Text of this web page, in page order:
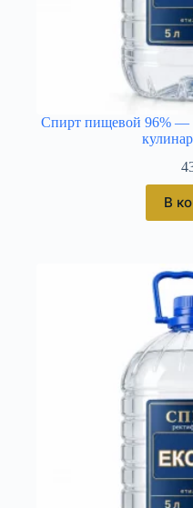
Спирт пищевой 96% —
В